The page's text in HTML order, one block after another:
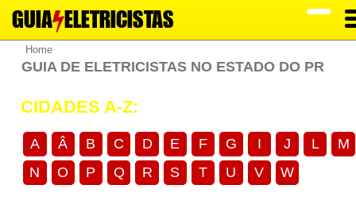
GUIA ELETRICISTAS
Home
GUIA DE ELETRICISTAS NO ESTADO DO PR
CIDADES A-Z:
A Â B C D E F G I J L
M
N
O P Q R S T U V W